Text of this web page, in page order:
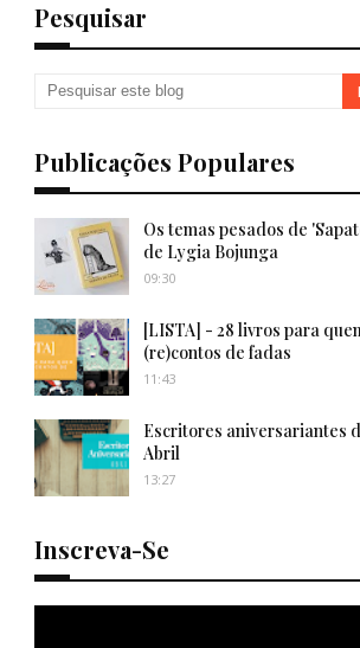
Pesquisar
Publicações Populares
Os temas pesados de
de Lygia Bojunga
09:30
[LISTA] - 28 livros para
(re)contos de fadas
11:43
Escritores aniversariantes
Abril
13:27
Inscreva-Se